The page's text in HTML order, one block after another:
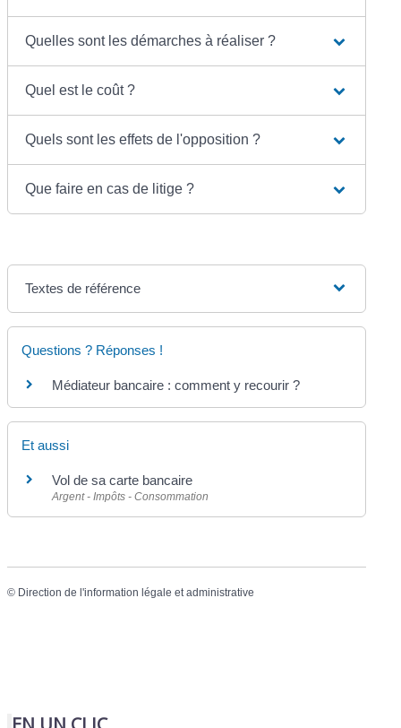
Quelles sont les démarches à réaliser ?
Quel est le coût ?
Quels sont les effets de l'opposition ?
Que faire en cas de litige ?
Textes de référence
Questions ? Réponses !
Médiateur bancaire : comment y recourir ?
Et aussi
Vol de sa carte bancaire
Argent - Impôts - Consommation
© Direction de l'information légale et administrative